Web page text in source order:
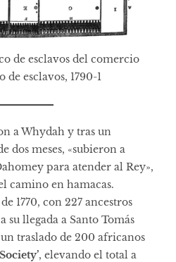
de esclavos del comercio
esclavos, 1790-1
a Whydah y tras un
dos meses, «subieron a
para atender al Rey»,
camino en hamacas.
1770, con 227 ancestros
su llegada a Santo Tomás
traslado de 200 africanos
, elevando el total a